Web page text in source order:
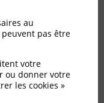
de
]
2012)
au
pas être
votre
ou donner votre
les cookies »